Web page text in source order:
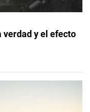
verdad y el efecto